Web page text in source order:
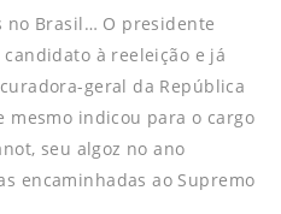
no Brasil… O presidente
à reeleição e já
geral da República
mesmo indicou para o cargo
seu algoz no ano
encaminhadas ao Supremo